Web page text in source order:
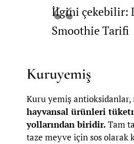
İlgini çekebilir:
Smoothie Tarifi
Kuruyemiş
Kuru yemiş antioksidanlar,
hayvansal ürünleri
yollarından biridir. Tam
taze meyve için sos